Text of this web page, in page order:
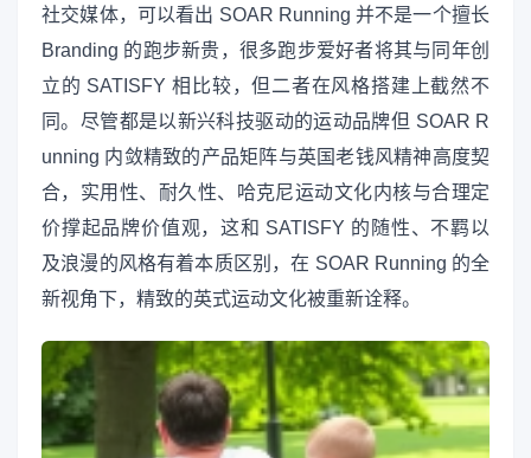
社交媒体，可以看出 SOAR Running 并不是一个擅长
Branding 的跑步新贵，很多跑步爱好者将其与同年创
立的 SATISFY 相比较，但二者在风格搭建上截然不
同。尽管都是以新兴科技驱动的运动品牌但 SOAR R
unning 内敛精致的产品矩阵与英国老钱风精神高度契
合，实用性、耐久性、哈克尼运动文化内核与合理定
价撑起品牌价值观，这和 SATISFY 的随性、不羁以
及浪漫的风格有着本质区别，在 SOAR Running 的全
新视角下，精致的英式运动文化被重新诠释。